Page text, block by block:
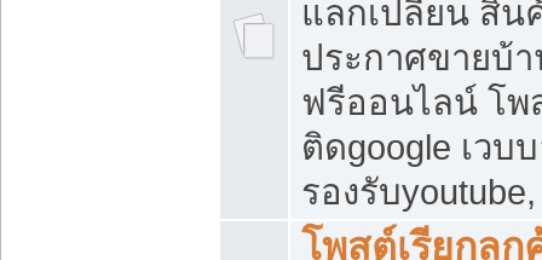
แลกเปลี่ยน สิน
ประกาศขายบ้
ฟรีออนไลน์ โพ
ติดgoogle เวบ
รองรับ
โพสต์เรียกลูก